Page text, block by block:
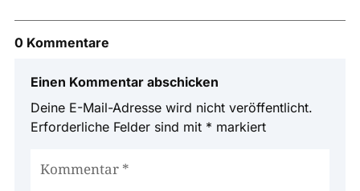
0 Kommentare
Einen Kommentar abschicken
Deine E-Mail-Adresse wird nicht veröffentlicht.
Erforderliche Felder sind mit * markiert